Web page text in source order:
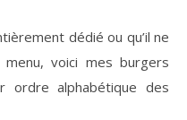
dédié ou qu’il ne
menu, voici mes burgers
ordre alphabétique des